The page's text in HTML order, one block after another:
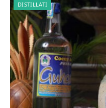
DISTILLATI